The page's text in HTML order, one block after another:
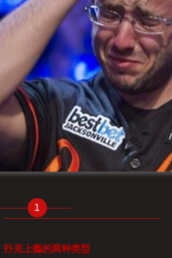
1
扑克上瘾的两种类型